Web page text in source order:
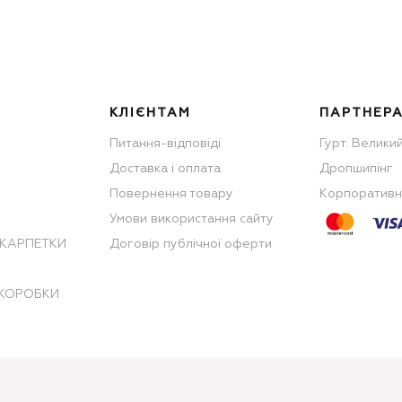
КЛІЄНТАМ
Питання-відповіді
Доставка і оплата
Повернення товару
Умови використання сайту
Договір публічної оферти
Гурт.
Дропшипінг